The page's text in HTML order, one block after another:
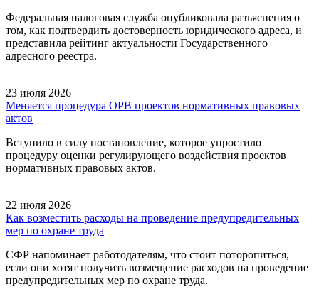
Федеральная налоговая служба опубликовала разъяснения о
том, как подтвердить достоверность юридического адреса, и
представила рейтинг актуальности Государственного
адресного реестра.
23 июля 2026
Меняется процедура ОРВ проектов нормативных правовых
актов
Вступило в силу постановление, которое упростило
процедуру оценки регулирующего воздействия проектов
нормативных правовых актов.
22 июля 2026
Как возместить расходы на проведение предупредительных
мер по охране труда
СФР напоминает работодателям, что стоит поторопиться,
если они хотят получить возмещение расходов на проведение
предупредительных мер по охране труда.